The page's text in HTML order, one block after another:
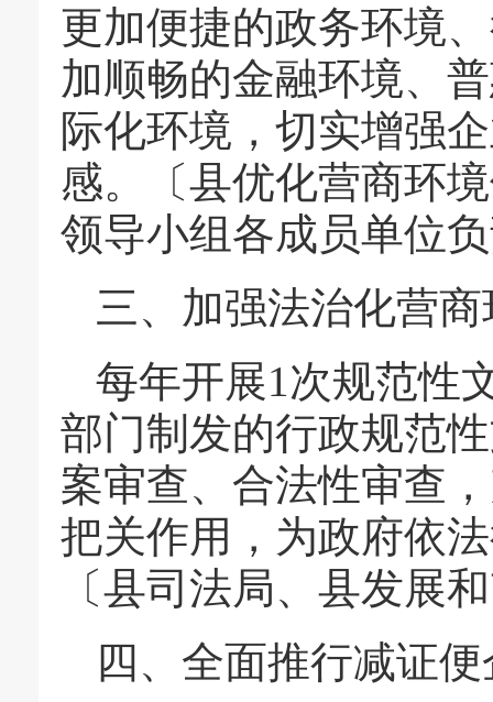
更加便捷的政务环境
加顺畅的金融环境、
际化环境，切实增强
感。〔县优化营商环
领导小组各成员单位
三、加强法治化营
每年开展1次规范性
部门制发的行政规范
案审查、合法性审查
把关作用，为政府依
〔县司法局、县发展
四、全面推行减证